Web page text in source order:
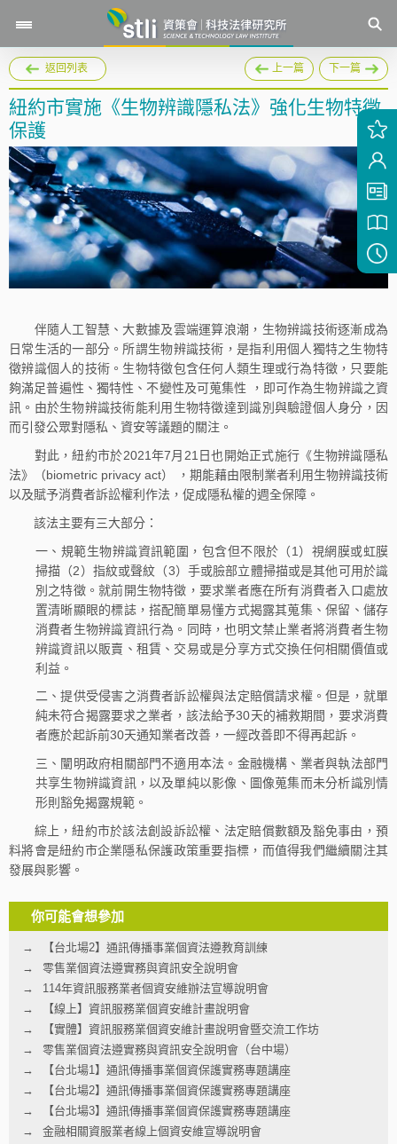
返回列表 上一篇 下一篇
紐約市實施《生物辨識隱私法》強化生物特徵
保護
伴隨人工智慧、大數據及雲端運算浪潮，生物辨識技術逐漸成為
日常生活的一部分。所謂生物辨識技術，是指利用個人獨特之生物特
徵辨識個人的技術。生物特徵包含任何人類生理或行為特徵，只要能
夠滿足普遍性、獨特性、不變性及可蒐集性 ，即可作為生物辨識之資
訊。由於生物辨識技術能利用生物特徵達到識別與驗證個人身分，因
而引發公眾對隱私、資安等議題的關注。
對此，紐約市於2021年7月21日也開始正式施行《生物辨識隱私
法》（biometric privacy act） ，期能藉由限制業者利用生物辨識技術
以及賦予消費者訴訟權利作法，促成隱私權的週全保障。
該法主要有三大部分：
一、規範生物辨識資訊範圍，包含但不限於（1）視網膜或虹膜
掃描（2）指紋或聲紋（3）手或臉部立體掃描或是其他可用於識
別之特徵。就前開生物特徵，要求業者應在所有消費者入口處放
置清晰顯眼的標誌，搭配簡單易懂方式揭露其蒐集、保留、儲存
消費者生物辨識資訊行為。同時，也明文禁止業者將消費者生物
辨識資訊以販賣、租賃、交易或是分享方式交換任何相關價值或
利益。
二、提供受侵害之消費者訴訟權與法定賠償請求權。但是，就單
純未符合揭露要求之業者，該法給予30天的補救期間，要求消費
者應於起訴前30天通知業者改善，一經改善即不得再起訴。
三、闡明政府相關部門不適用本法。金融機構、業者與執法部門
共享生物辨識資訊，以及單純以影像、圖像蒐集而未分析識別情
形則豁免揭露規範。
綜上，紐約市於該法創設訴訟權、法定賠償數額及豁免事由，預
料將會是紐約市企業隱私保護政策重要指標，而值得我們繼續關注其
發展與影響。
你可能會想參加
【台北場2】通訊傳播事業個資法遵教育訓練
零售業個資法遵實務與資訊安全說明會
114年資訊服務業者個資安維辦法宣導說明會
【線上】資訊服務業個資安維計畫說明會
【實體】資訊服務業個資安維計畫說明會暨交流工作坊
零售業個資法遵實務與資訊安全說明會（台中場）
【台北場1】通訊傳播事業個資保護實務專題講座
【台北場2】通訊傳播事業個資保護實務專題講座
【台北場3】通訊傳播事業個資保護實務專題講座
金融相關資服業者線上個資安維宣導說明會